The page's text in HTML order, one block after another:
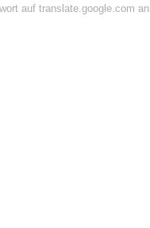
auf translate.google.com an